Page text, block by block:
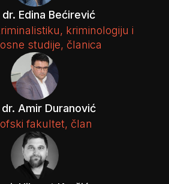
Edina Bećirević
kriminologiju i
studije, članica
Amir Duranović
fakultet, član